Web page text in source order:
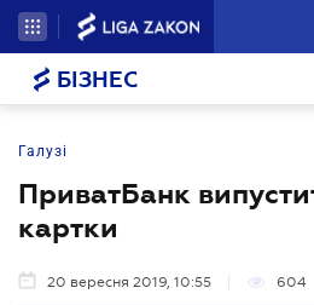
БІЗНЕС
Галузі
ПриватБанк
картки
20 вересня 2019, 10:55 604